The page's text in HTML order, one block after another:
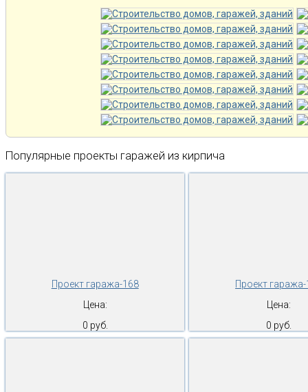
Популярные проекты гаражей из кирпича
Проект гаража-168
Цена:
0 руб.
Проект
Цена:
0 руб.